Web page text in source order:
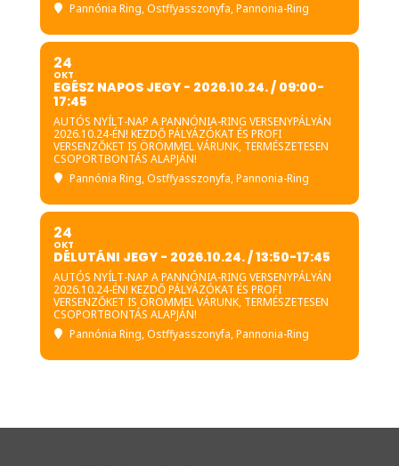
Pannónia Ring, Ostffyasszonyfa, Pannonia-Ring
24
OKT
EGÉSZ NAPOS JEGY - 2026.10.24. / 09:00-
17:45
AUTÓS NYÍLT-NAP A PANNÓNIA-RING VERSENYPÁLYÁN
2026.10.24-ÉN! KEZDŐ PÁLYÁZÓKAT ÉS PROFI
VERSENZŐKET IS ÖRÖMMEL VÁRUNK, TERMÉSZETESEN
CSOPORTBONTÁS ALAPJÁN!
Pannónia Ring, Ostffyasszonyfa, Pannonia-Ring
24
OKT
DÉLUTÁNI JEGY - 2026.10.24. / 13:50-17:45
AUTÓS NYÍLT-NAP A PANNÓNIA-RING VERSENYPÁLYÁN
2026.10.24-ÉN! KEZDŐ PÁLYÁZÓKAT ÉS PROFI
VERSENZŐKET IS ÖRÖMMEL VÁRUNK, TERMÉSZETESEN
CSOPORTBONTÁS ALAPJÁN!
Pannónia Ring, Ostffyasszonyfa, Pannonia-Ring